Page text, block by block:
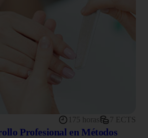
175 horas 7 ECTS
Profesional en Métodos